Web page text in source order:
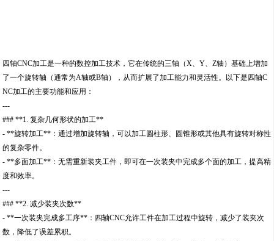
四轴CNC加工是一种的数控加工技术，它在传统的三轴（X、Y、Z轴）基础上增加
了一个旋转轴（通常为A轴或B轴），从而扩展了加工能力和灵活性。以下是四轴C
NC加工的主要功能和应用：
---
### **1. 复杂几何形状的加工**
- **旋转加工**：通过增加旋转轴，可以加工圆柱形、圆锥形或其他具有旋转对称性
的复杂零件。
- **多面加工**：无需重新装夹工件，即可在一次装夹中完成多个面的加工，提高精
度和效率。
---
### **2. 减少装夹次数**
- **一次装夹完成多工序**：四轴CNC允许工件在加工过程中旋转，减少了装夹次
数，降低了误差累积。